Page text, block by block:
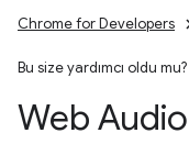
Chrome for Developers
Bu size yardımcı oldu mu?
Web Audio